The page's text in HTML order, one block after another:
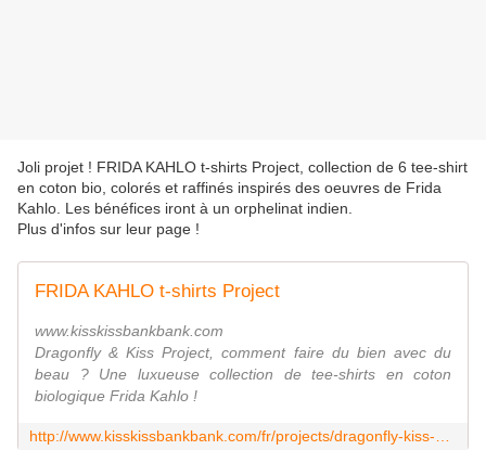
Joli projet ! FRIDA KAHLO t-shirts Project, collection de 6 tee-shirt
en coton bio, colorés et raffinés inspirés des oeuvres de Frida
Kahlo. Les bénéfices iront à un orphelinat indien.
Plus d'infos sur leur page !
FRIDA KAHLO t-shirts Project
www.kisskissbankbank.com
Dragonfly & Kiss Project, comment faire du bien avec du
beau ? Une luxueuse collection de tee-shirts en coton
biologique Frida Kahlo !